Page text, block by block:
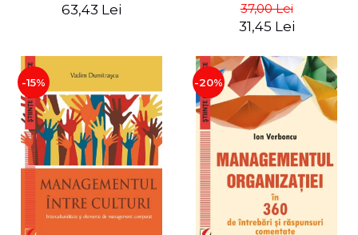
63,43 Lei 37,00 Lei
31,45 Lei
-15% -20%